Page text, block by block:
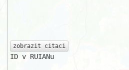
zobrazit citaci
ID v RUIANu